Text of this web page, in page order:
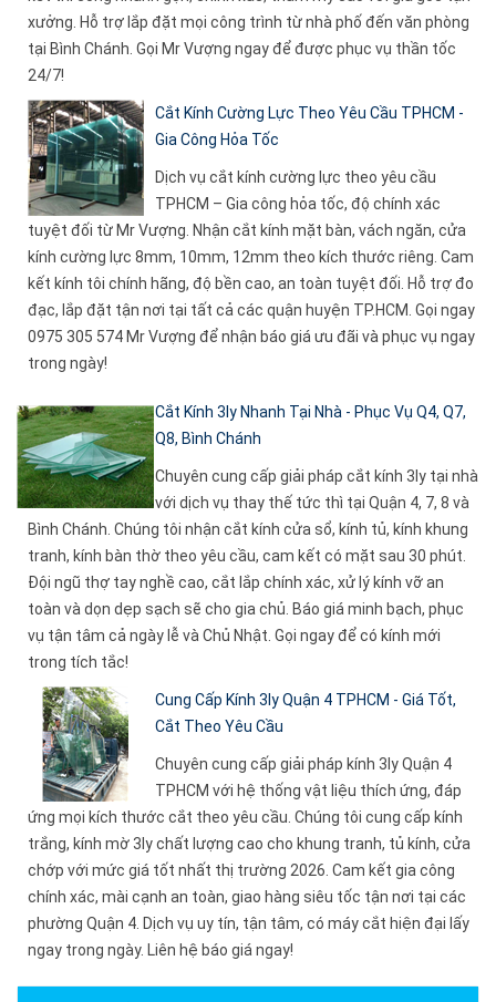
xưởng. Hỗ trợ lắp đặt mọi công trình từ nhà phố đến văn phòng
tại Bình Chánh. Gọi Mr Vượng ngay để được phục vụ thần tốc
24/7!
Cắt Kính Cường Lực Theo Yêu Cầu TPHCM -
Gia Công Hỏa Tốc
Dịch vụ cắt kính cường lực theo yêu cầu
TPHCM – Gia công hỏa tốc, độ chính xác
tuyệt đối từ Mr Vượng. Nhận cắt kính mặt bàn, vách ngăn, cửa
kính cường lực 8mm, 10mm, 12mm theo kích thước riêng. Cam
kết kính tôi chính hãng, độ bền cao, an toàn tuyệt đối. Hỗ trợ đo
đạc, lắp đặt tận nơi tại tất cả các quận huyện TP.HCM. Gọi ngay
0975 305 574 Mr Vượng để nhận báo giá ưu đãi và phục vụ ngay
trong ngày!
Cắt Kính 3ly Nhanh Tại Nhà - Phục Vụ Q4, Q7,
Q8, Bình Chánh
Chuyên cung cấp giải pháp cắt kính 3ly tại nhà
với dịch vụ thay thế tức thì tại Quận 4, 7, 8 và
Bình Chánh. Chúng tôi nhận cắt kính cửa sổ, kính tủ, kính khung
tranh, kính bàn thờ theo yêu cầu, cam kết có mặt sau 30 phút.
Đội ngũ thợ tay nghề cao, cắt lắp chính xác, xử lý kính vỡ an
toàn và dọn dẹp sạch sẽ cho gia chủ. Báo giá minh bạch, phục
vụ tận tâm cả ngày lễ và Chủ Nhật. Gọi ngay để có kính mới
trong tích tắc!
Cung Cấp Kính 3ly Quận 4 TPHCM - Giá Tốt,
Cắt Theo Yêu Cầu
Chuyên cung cấp giải pháp kính 3ly Quận 4
TPHCM với hệ thống vật liệu thích ứng, đáp
ứng mọi kích thước cắt theo yêu cầu. Chúng tôi cung cấp kính
trắng, kính mờ 3ly chất lượng cao cho khung tranh, tủ kính, cửa
chớp với mức giá tốt nhất thị trường 2026. Cam kết gia công
chính xác, mài cạnh an toàn, giao hàng siêu tốc tận nơi tại các
phường Quận 4. Dịch vụ uy tín, tận tâm, có máy cắt hiện đại lấy
ngay trong ngày. Liên hệ báo giá ngay!